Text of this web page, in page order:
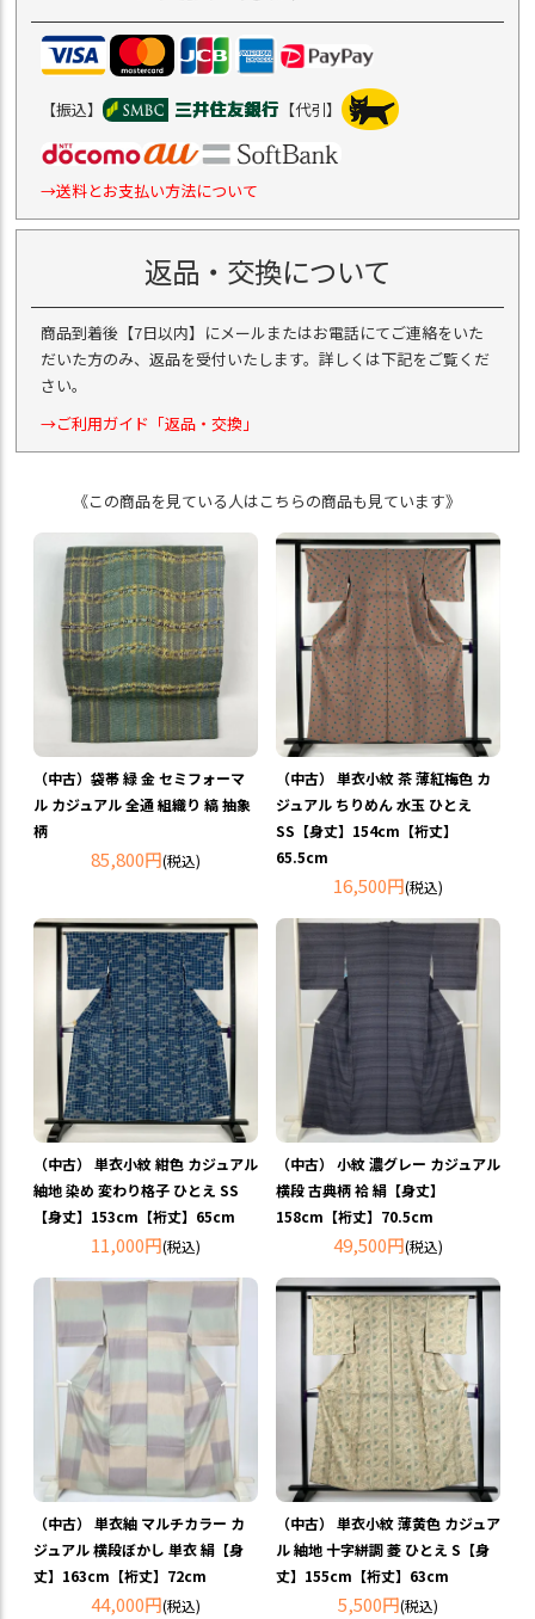
【振込】 【代引】
→送料とお支払い方法について
返品・交換について
商品到着後【7日以内】にメールまたはお電話にてご連絡をいた
だいた方のみ、返品を受付いたします。詳しくは下記をご覧くだ
さい。
→ご利用ガイド「返品・交換」
《この商品を見ている人はこちらの商品も見ています》
（中古）袋帯 緑 金 セミフォーマ
ル カジュアル 全通 組織り 縞 抽象
柄
85,800円(税込)
（中古） 単衣小紋 茶 薄紅梅色 カ
ジュアル ちりめん 水玉 ひとえ
SS【身丈】154cm【裄丈】
65.5cm
16,500円(税込)
（中古） 単衣小紋 紺色 カジュアル
紬地 染め 変わり格子 ひとえ SS
【身丈】153cm【裄丈】65cm
11,000円(税込)
（中古） 小紋 濃グレー カジュアル
横段 古典柄 袷 絹【身丈】
158cm【裄丈】70.5cm
49,500円(税込)
（中古） 単衣紬 マルチカラー カ
ジュアル 横段ぼかし 単衣 絹【身
丈】163cm【裄丈】72cm
44,000円(税込)
（中古） 単衣小紋 薄黄色 カジュア
ル 紬地 十字絣調 菱 ひとえ S【身
丈】155cm【裄丈】63cm
5,500円(税込)